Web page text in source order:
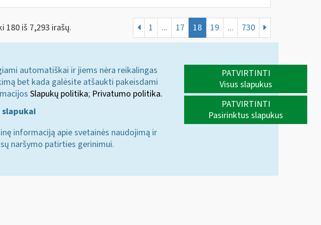
180 iš 7,293 irašų. 1 ... 17 18 19 ... 730
automatiškai ir jiems nėra reikalingas
bet kada galėsite atšaukti pakeisdami
Slapukų politika; Privatumo politika.
informaciją apie svetainės naudojimą ir
naršymo patirties gerinimui.
PATVIRTINTI
Visus slapukus
PATVIRTINTI
Pasirinktus slapukus